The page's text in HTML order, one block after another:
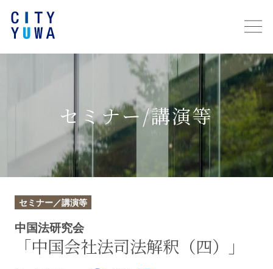
セミナー/講演等
セミナー／講演等
中国法研究会
「中国会社法司法解釈（四）」